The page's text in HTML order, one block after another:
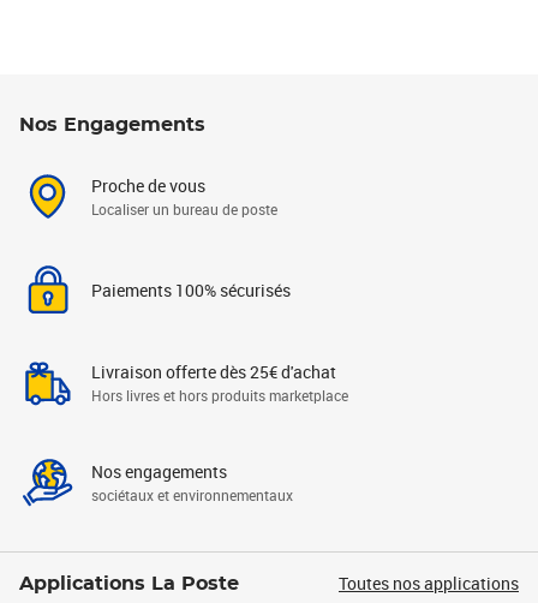
Nos Engagements
Proche de vous
Localiser un bureau de poste
Paiements 100% sécurisés
Livraison offerte dès 25€ d'achat
Hors livres et hors produits marketplace
Nos engagements
sociétaux et environnementaux
Applications La Poste Toutes nos applications